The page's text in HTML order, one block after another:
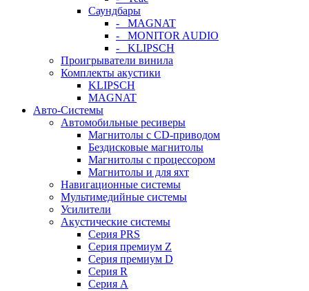
Саундбары
- MAGNAT
- MONITOR AUDIO
- KLIPSCH
Проигрыватели винила
Комплекты акустики
KLIPSCH
MAGNAT
Авто-Системы
Автомобильные ресиверы
Магнитолы с CD-приводом
Бездисковые магнитолы
Магнитолы с процессором
Магнитолы и для яхт
Навигационные системы
Мультимедийные системы
Усилители
Акустические системы
Cерия PRS
Cерия премиум Z
Cерия премиум D
Cерия R
Cерия A